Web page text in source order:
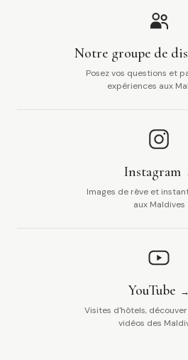
Notre groupe de
Posez vos questions et
expériences aux
Instagram
Images de rêve et
aux Maldives
YouTube
Visites d'hôtels,
vidéos des